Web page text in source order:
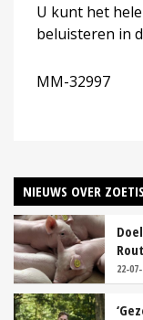
U kunt het
beluisteren in
MM-32997
NIEUWS OVER ZOETIS
22-